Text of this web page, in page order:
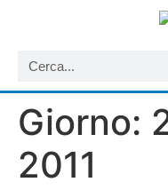
Giorno:
2011